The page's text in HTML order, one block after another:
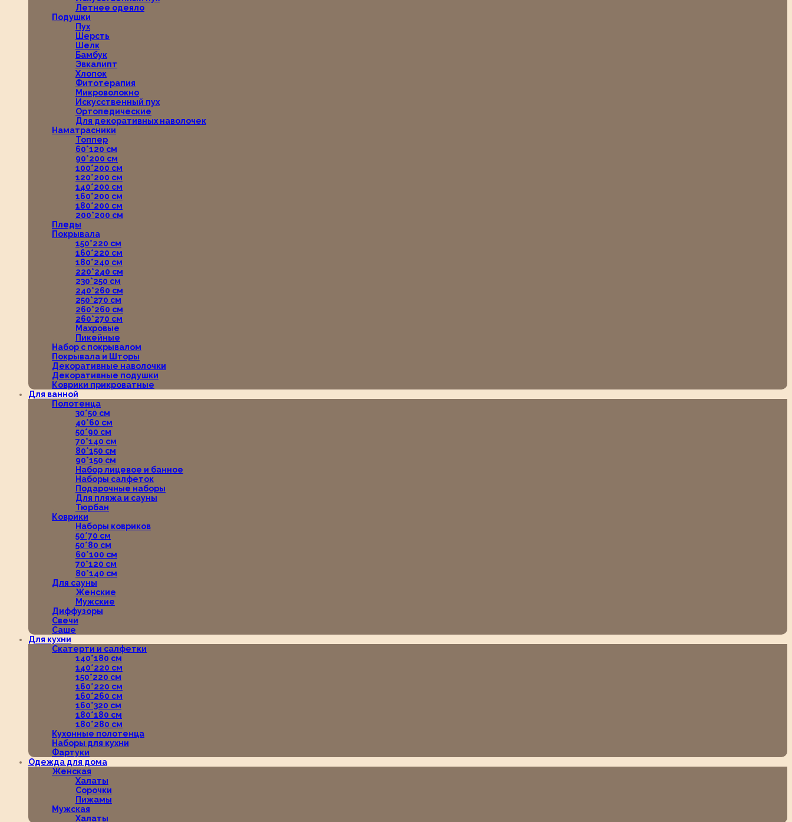
Летнее одеяло
Подушки
Пух
Шерсть
Шелк
Бамбук
Эвкалипт
Хлопок
Фитотерапия
Микроволокно
Искусственный пух
Ортопедические
Для декоративных наволочек
Наматрасники
Топпер
60*120 см
90*200 см
100*200 см
120*200 см
140*200 см
160*200 см
180*200 см
200*200 см
Пледы
Покрывала
150*220 см
160*220 см
180*240 см
220*240 см
230*250 см
240*260 см
250*270 см
260*260 см
260*270 см
Махровые
Пикейные
Набор с покрывалом
Покрывала и Шторы
Декоративные наволочки
Декоративные подушки
Коврики прикроватные
Для ванной
Полотенца
30*50 см
40*60 см
50*90 см
70*140 см
80*150 см
90*150 см
Набор лицевое и банное
Наборы салфеток
Подарочные наборы
Для пляжа и сауны
Тюрбан
Коврики
Наборы ковриков
50*70 см
50*80 см
60*100 см
70*120 см
80*140 см
Для сауны
Женские
Мужские
Диффузоры
Свечи
Саше
Для кухни
Скатерти и салфетки
140*180 см
140*220 см
150*220 см
160*220 см
160*260 см
160*320 см
180*180 см
180*280 см
Кухонные полотенца
Наборы для кухни
Фартуки
Одежда для дома
Женская
Халаты
Сорочки
Пижамы
Мужская
Халаты